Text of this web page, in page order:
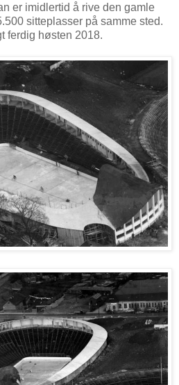
er imidlertid å rive den gamle
sitteplasser på samme sted.
ferdig høsten 2018.